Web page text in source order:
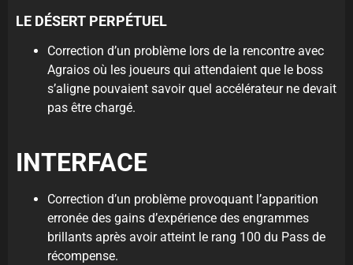
LE DÉSERT PERPÉTUEL
Correction d’un problème lors de la rencontre avec
Agraios où les joueurs qui attendaient que le boss
s’aligne pouvaient savoir quel accélérateur ne devait
pas être chargé.
INTERFACE
Correction d’un problème provoquant l’apparition
erronée des gains d’expérience des engrammes
brillants après avoir atteint le rang 100 du Pass de
récompense.